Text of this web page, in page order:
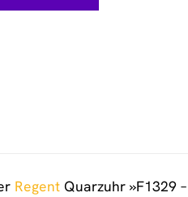
Regent Quarzuhr »F1329